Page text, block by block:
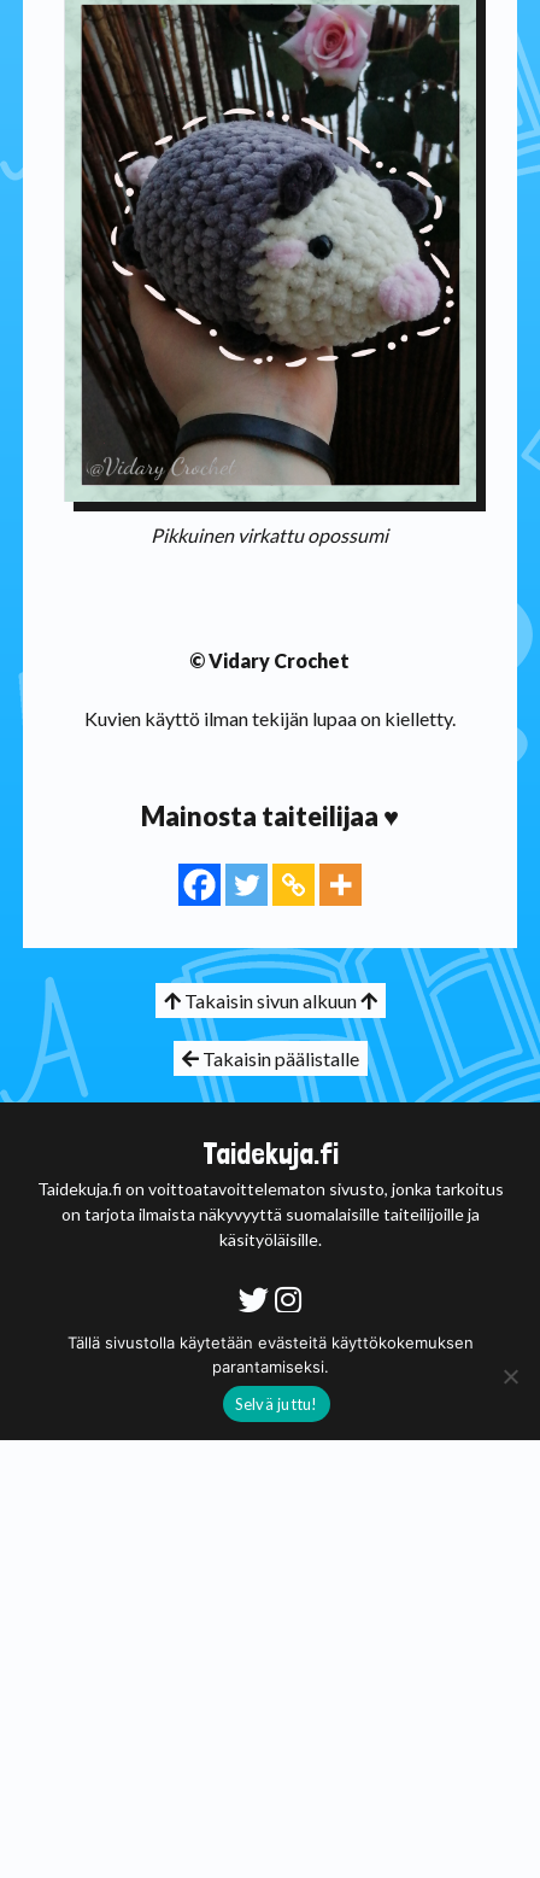
Pikkuinen virkattu opossumi
© Vidary Crochet
Kuvien käyttö ilman tekijän lupaa on kielletty.
Mainosta taiteilijaa ♥
Takaisin sivun alkuun
Takaisin päälistalle
Taidekuja.fi
Taidekuja.fi on voittoatavoittelematon sivusto, jonka tarkoitus
on tarjota ilmaista näkyvyyttä suomalaisille taiteilijoille ja
käsityöläisille.
Tietosuojaseloste
© 2020 - 2026
Tällä sivustolla käytetään evästeitä käyttökokemuksen
parantamiseksi.
Selvä juttu!